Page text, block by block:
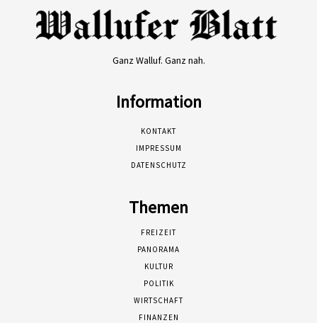
Ganz Walluf. Ganz nah.
Information
KONTAKT
IMPRESSUM
DATENSCHUTZ
Themen
FREIZEIT
PANORAMA
KULTUR
POLITIK
WIRTSCHAFT
FINANZEN